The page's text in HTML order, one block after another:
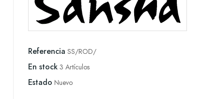
Referencia SS/ROD/
En stock 3 Artículos
Estado Nuevo